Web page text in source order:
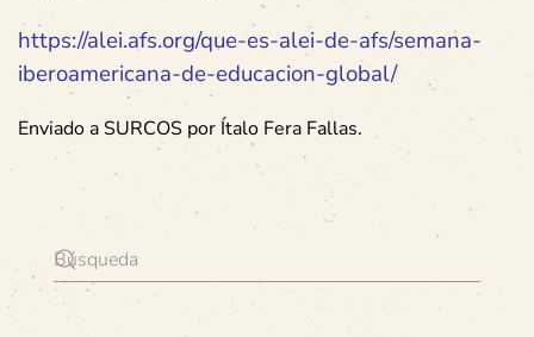
https://alei.afs.org/que-es-alei-de-afs/semana-
iberoamericana-de-educacion-global/
Enviado a SURCOS por Ítalo Fera Fallas.